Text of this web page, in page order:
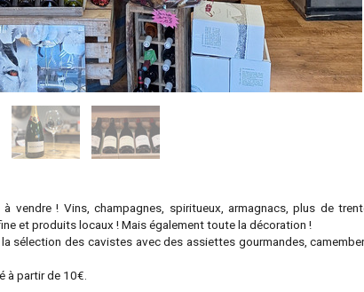
vendre ! Vins, champagnes, spiritueux, armagnacs, plus de
et produits locaux ! Mais également toute la décoration !
sélection des cavistes avec des assiettes gourmandes,
à partir de 10€.